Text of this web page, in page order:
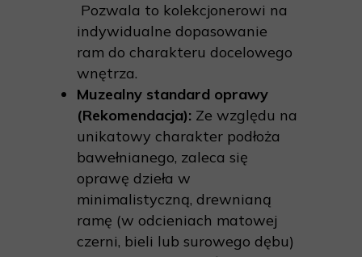
Pozwala to kolekcjonerowi na
indywidualne dopasowanie
ram do charakteru docelowego
wnętrza.
Muzealny standard oprawy
(Rekomendacja): Ze względu na
unikatowy charakter podłoża
bawełnianego, zaleca się
oprawę dzieła w
minimalistyczną, drewnianą
ramę (w odcieniach matowej
czerni, bieli lub surowego dębu)